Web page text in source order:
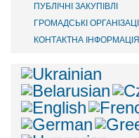
ПУБЛІЧНІ ЗАКУПІВЛІ
ГРОМАДСЬКІ ОРГАНІЗАЦІЇ
КОНТАКТНА ІНФОРМАЦІЯ